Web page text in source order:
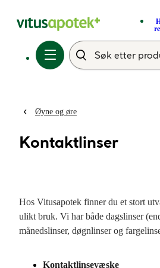
Øyne og øre
Kontaktlinser
Hos Vitusapotek finner du et stort
ulikt bruk. Vi har både dagslinser
månedslinser, døgnlinser og
styrke hos optiker før første gangs
Kontaktlinsevæske